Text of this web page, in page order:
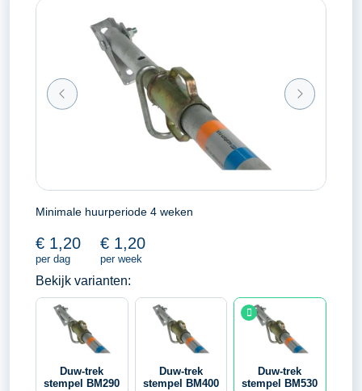
Minimale huurperiode 4 weken
€ 1,20
per dag
€ 1,20
per week
Bekijk varianten:
Duw-trek
stempel BM290
Duw-trek
stempel BM400
Duw-trek
stempel BM530